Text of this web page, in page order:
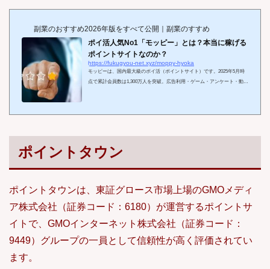
副業のおすすめ2026年版をすべて公開｜副業のすすめ
ポイ活人気No1「モッピー」とは？本当に稼げる
ポイントサイトなのか？
https://fukugyou-net.xyz/moppy-hyoka
モッピーは、国内最大級のポイ活（ポイントサイト）です。2025年5月時
点で累計会員数は1,300万人を突破。広告利用・ゲーム・アンケート・動画
ポイントタウン
ポイントタウンは、東証グロース市場上場のGMOメディ
ア株式会社（証券コード：6180）が運営するポイントサ
イトで、GMOインターネット株式会社（証券コード：
9449）グループの一員として信頼性が高く評価されてい
ます。